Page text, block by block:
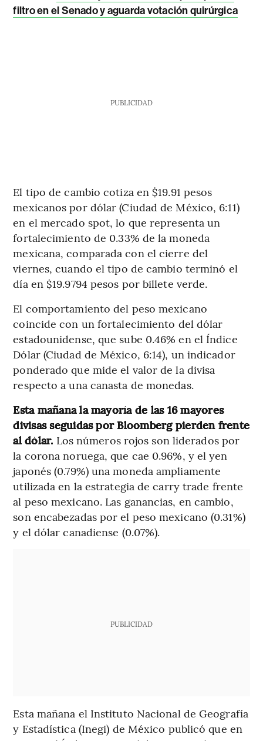
filtro en el Senado y aguarda votación quirúrgica
PUBLICIDAD
El tipo de cambio cotiza en $19.91 pesos
mexicanos por dólar (Ciudad de México, 6:11)
en el mercado spot, lo que representa un
fortalecimiento de 0.33% de la moneda
mexicana, comparada con el cierre del
viernes, cuando el tipo de cambio terminó el
día en $19.9794 pesos por billete verde.
El comportamiento del peso mexicano
coincide con un fortalecimiento del dólar
estadounidense, que sube 0.46% en el Índice
Dólar (Ciudad de México, 6:14), un indicador
ponderado que mide el valor de la divisa
respecto a una canasta de monedas.
Esta mañana la mayoría de las 16 mayores
divisas seguidas por Bloomberg pierden frente
al dólar. Los números rojos son liderados por
la corona noruega, que cae 0.96%, y el yen
japonés (0.79%) una moneda ampliamente
utilizada en la estrategia de carry trade frente
al peso mexicano. Las ganancias, en cambio,
son encabezadas por el peso mexicano (0.31%)
y el dólar canadiense (0.07%).
PUBLICIDAD
Esta mañana el Instituto Nacional de Geografía
y Estadística (Inegi) de México publicó que en